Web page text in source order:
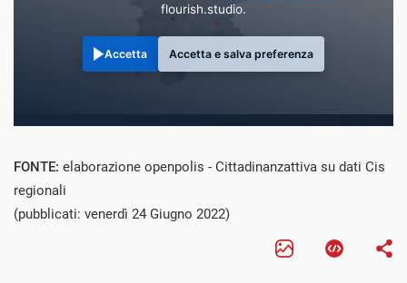
flourish.studio.
Accetta Accetta e salva preferenza
FONTE: elaborazione openpolis - Cittadinanzattiva su dati Cis
regionali
(pubblicati: venerdì 24 Giugno 2022)